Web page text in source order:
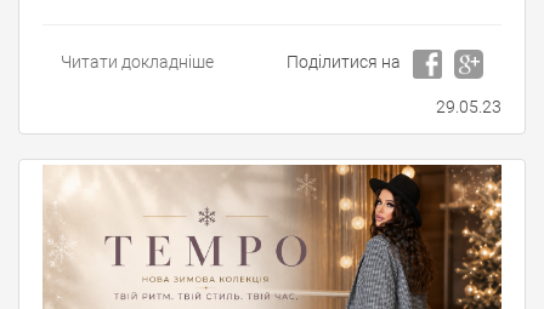
Читати докладніше Поділитися на
29.05.23